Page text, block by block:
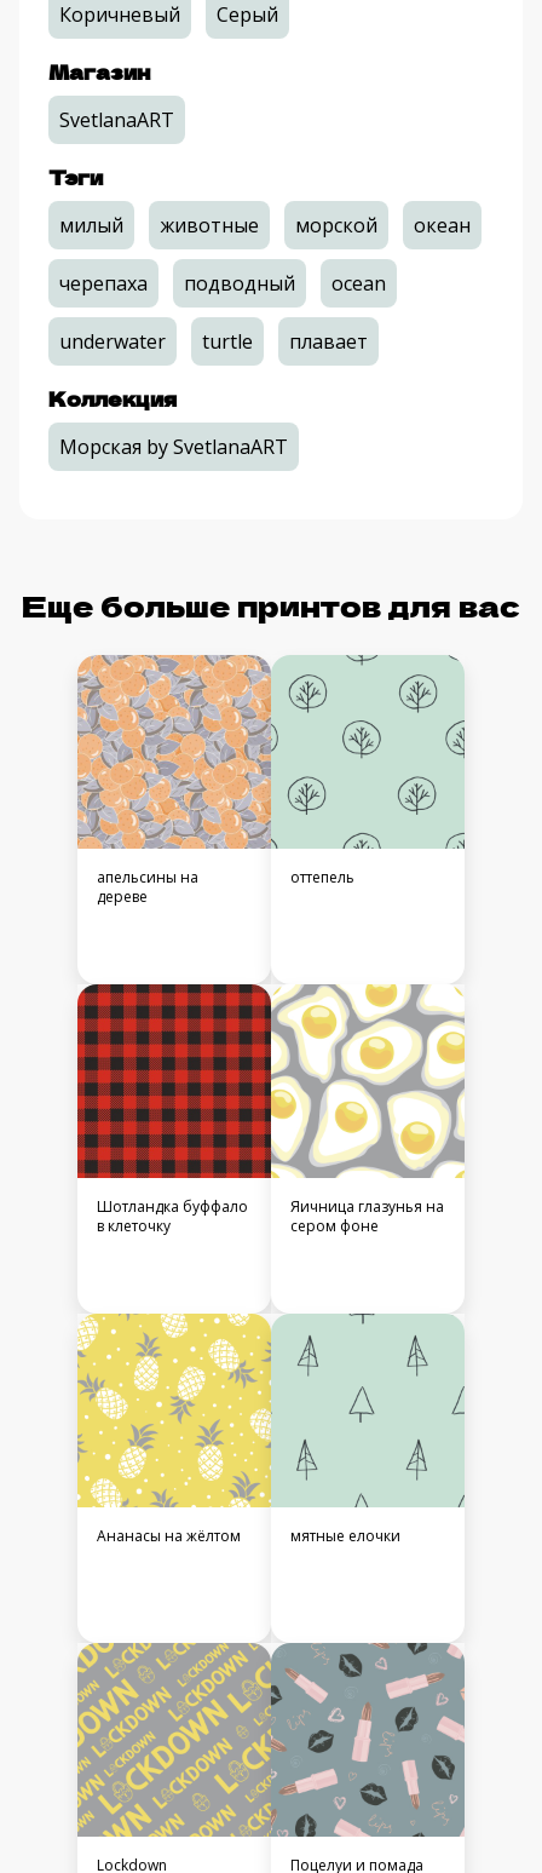
Коричневый Серый
Магазин
SvetlanaART
Тэги
милый животные морской океан
черепаха подводный ocean
underwater turtle плавает
Коллекция
Морская by SvetlanaART
Еще больше принтов для вас
апельсины на
дереве
оттепель
Шотландка буффало
в клеточку
Яичница глазунья на
сером фоне
Ананасы на жёлтом мятные елочки
Lockdown Поцелуи и помада